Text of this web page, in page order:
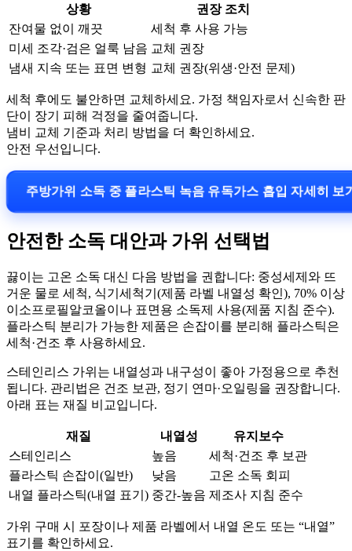
상황
권장 조치
잔여물 없이 깨끗
세척 후 사용 가능
미세 조각·검은 얼룩 남음 교체 권장
냄새 지속 또는 표면 변형 교체 권장(위생·안전 문제)
세척 후에도 불안하면 교체하세요. 가정 책임자로서 신속한 판
단이 장기 피해 걱정을 줄여줍니다.
냄비 교체 기준과 처리 방법을 더 확인하세요.
안전 우선입니다.
주방가위 소독 중 플라스틱 녹음 유독가스 흡입 자세히 보
안전한 소독 대안과 가위 선택법
끓이는 고온 소독 대신 다음 방법을 권합니다: 중성세제와 뜨
거운 물로 세척, 식기세척기(제품 라벨 내열성 확인), 70% 이상
이소프로필알코올이나 표면용 소독제 사용(제품 지침 준수).
플라스틱 분리가 가능한 제품은 손잡이를 분리해 플라스틱은
세척·건조 후 사용하세요.
스테인리스 가위는 내열성과 내구성이 좋아 가정용으로 추천
됩니다. 관리법은 건조 보관, 정기 연마·오일링을 권장합니다.
아래 표는 재질 비교입니다.
재질 내열성
유지보수
스테인리스
높음
세척·건조 후 보관
플라스틱 손잡이(일반)
낮음
고온 소독 회피
내열 플라스틱(내열 표기) 중간-높음 제조사 지침 준수
가위 구매 시 포장이나 제품 라벨에서 내열 온도 또는 “내열”
표기를 확인하세요.